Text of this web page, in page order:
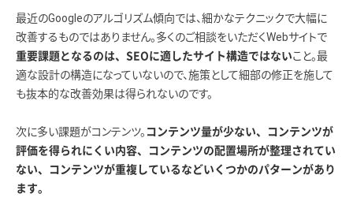
最近のGoogleのアルゴリズム傾向では、細かなテクニックで大幅に
改善するものではありません。多くのご相談をいただくWebサイトで
重要課題となるのは、SEOに適したサイト構造ではないこと。最
適な設計の構造になっていないので、施策として細部の修正を施して
も抜本的な改善効果は得られないのです。
次に多い課題がコンテンツ。 コンテンツ量が少ない、コンテンツが
評価を得られにくい内容、コンテンツの配置場所が整理されてい
ない、コンテンツが重複しているなどいくつかのパターンがあり
ます。